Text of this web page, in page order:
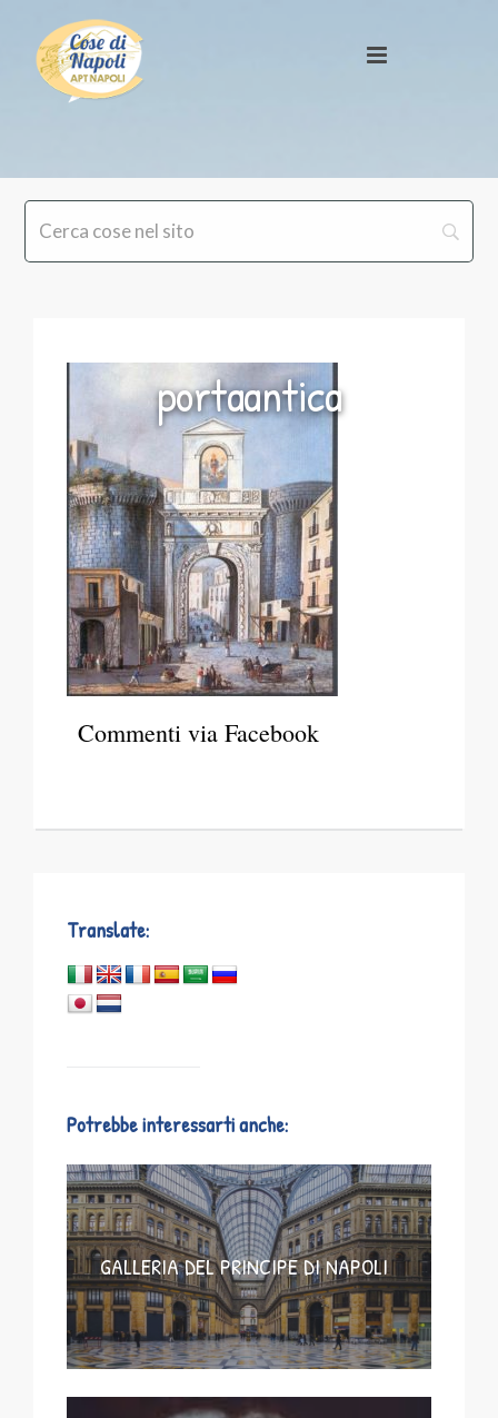
portaantica
Commenti via Facebook
Translate:
Potrebbe interessarti anche:
GALLERIA DEL PRINCIPE DI NAPOLI